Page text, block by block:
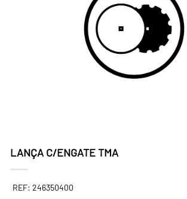
LANÇA C/ENGATE TMA
REF: 246350400